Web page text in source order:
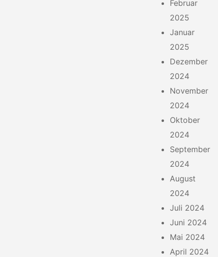
Februar
2025
Januar
2025
Dezember
2024
November
2024
Oktober
2024
September
2024
August
2024
Juli 2024
Juni 2024
Mai 2024
April 2024